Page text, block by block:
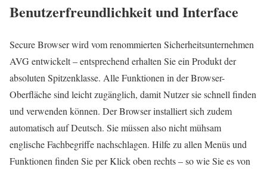
Benutzerfreundlichkeit und Interface
Secure Browser wird vom renommierten Sicherheitsunternehmen
AVG entwickelt – entsprechend erhalten Sie ein Produkt der
absoluten Spitzenklasse. Alle Funktionen in der Browser-
Oberfläche sind leicht zugänglich, damit Nutzer sie schnell finden
und verwenden können. Der Browser installiert sich zudem
automatisch auf Deutsch. Sie müssen also nicht mühsam
englische Fachbegriffe nachschlagen. Hilfe zu allen Menüs und
Funktionen finden Sie per Klick oben rechts – so wie Sie es von